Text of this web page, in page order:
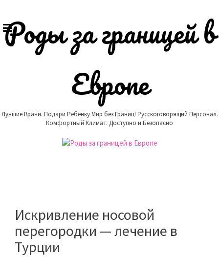
content
Роды за границей в
Европе
Лучшие Врачи. Подари Ребёнку Мир без Границ! Русскоговорящий Персонал.
Комфортный Климат. Доступно и Безопасно
Искривление носовой
перегородки — лечение в
Турции